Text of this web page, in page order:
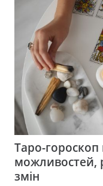
Таро-
можливостей,
змін